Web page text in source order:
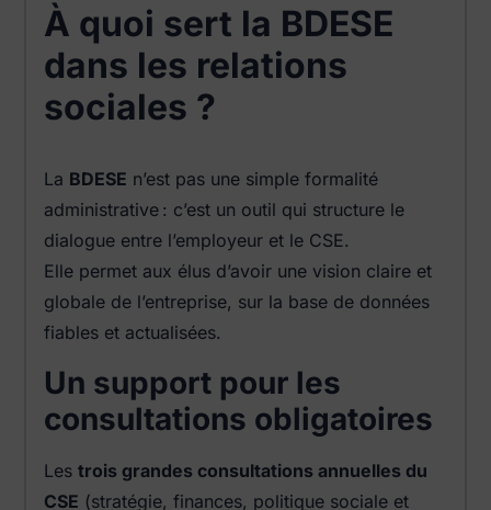
À quoi sert la BDESE
dans les relations
sociales ?
La BDESE n’est pas une simple formalité
administrative : c’est un outil qui structure le
dialogue entre l’employeur et le CSE.
Elle permet aux élus d’avoir une vision claire et
globale de l’entreprise, sur la base de données
fiables et actualisées.
Un support pour les
consultations obligatoires
Les trois grandes consultations annuelles du
CSE (stratégie, finances, politique sociale et